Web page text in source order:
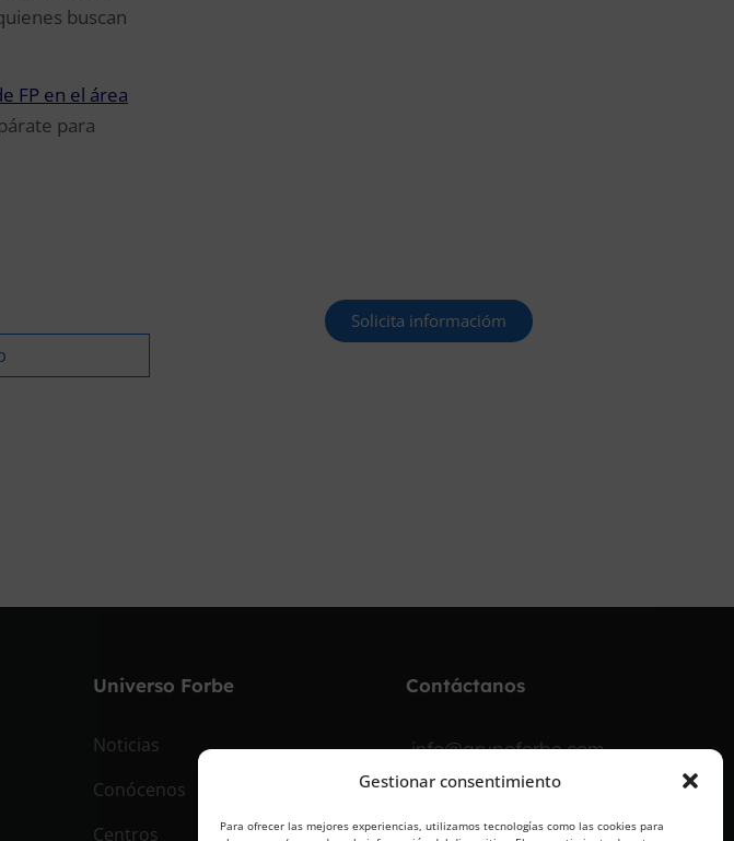
Gestionar consentimiento
Para ofrecer las mejores experiencias, utilizamos tecnologías como las cookies para
buscan
FP en el área
para
Solicita informacióm
Universo Forbe
Noticias
Conócenos
Centros
Contáctanos
info@grupoforbe.com